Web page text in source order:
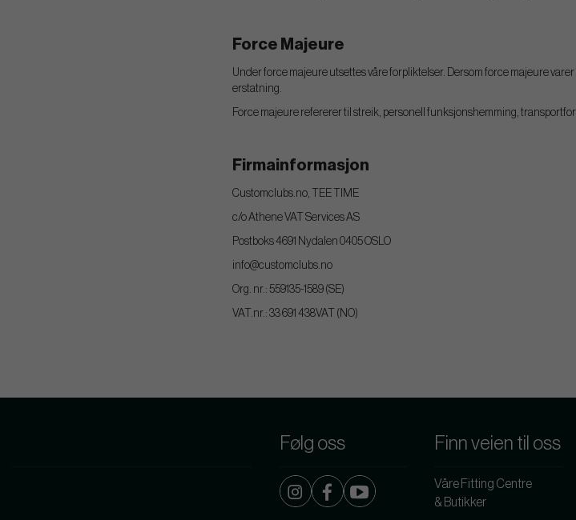
Force Majeure
Under force majeure utsettes våre forpliktelser. Dersom force majeure
erstatning.
Force majeure refererer til streik, personell funksjonshemming,
Firmainformasjon
Customclubs.no, TEE TIME
c/o Athene VAT Services AS
Postboks 4691 Nydalen 0405 OSLO
info@customclubs.no
Org. nr.: 559135-1589 (SE)
VAT.nr.: 33 691 438VAT (NO)
Følg oss Finn veien til oss
Våre Fitting Centre
& Butikker